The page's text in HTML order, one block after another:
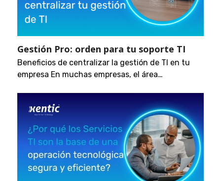
Gestión Pro: orden para tu soporte TI
Beneficios de centralizar la gestión de TI en tu
empresa En muchas empresas, el área…